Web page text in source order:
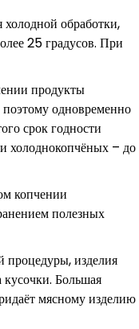
обработки,
25 градусов. При
продукты
поэтому одновременно
срок годности
холоднокопчёных – до
копчении
полезных
процедуры, изделия
Большая
мясному изделию